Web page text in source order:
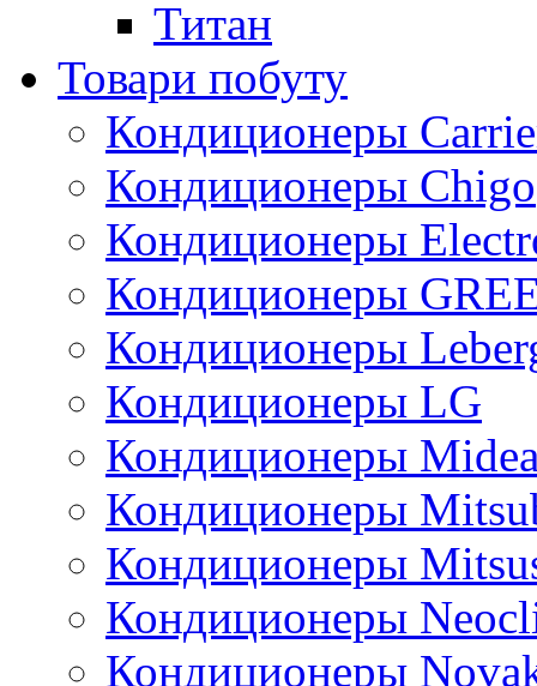
Титан
Товари побуту
Кондиционеры
Кондиционеры Chigo
Кондиционеры
Кондиционеры
Кондиционеры
Кондиционеры LG
Кондиционеры
Кондиционеры
Кондиционеры
Кондиционеры
Кондиционеры